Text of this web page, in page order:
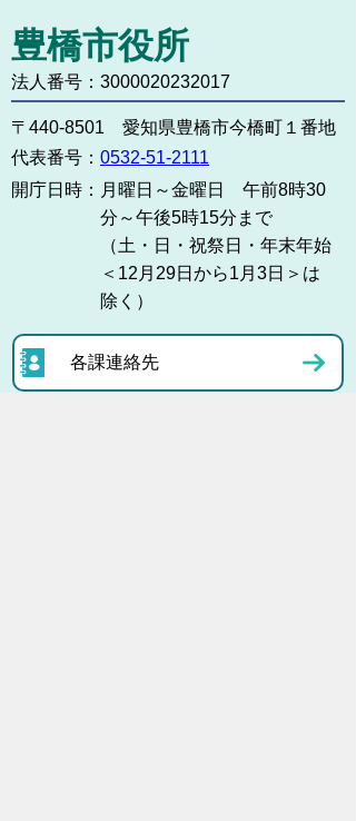
豊橋市役所
法人番号：3000020232017
〒440-8501 愛知県豊橋市今橋町１番地
代表番号： 0532-51-2111
開庁日時： 月曜日～金曜日 午前8時30
分～午後5時15分まで
（土・日・祝祭日・年末年始
＜12月29日から1月3日＞は
除く）
各課連絡先